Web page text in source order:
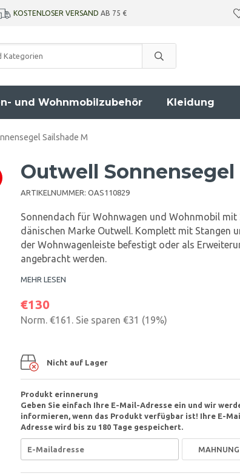
KOSTENLOSER VERSAND AB 75 €
und Wohnmobilzubehör Kleidung
Sailshade M
Outwell Sonnensegel
ARTIKELNUMMER: OAS110829
Sonnendach für Wohnwagen und Wohnmobil mit
dänischen Marke Outwell. Komplett mit Stangen
der Wohnwagenleiste befestigt oder als
angebracht werden.
MEHR LESEN
€130
Norm. €161 . Sie sparen €31 (19%)
Nicht auf Lager
Produkt erinnerung
Geben Sie einfach Ihre E-Mail-Adresse ein und wir
informieren, wenn das Produkt verfügbar ist! Ihre E-
Adresse wird bis zu 180 Tage gespeichert.
MAHNUNG